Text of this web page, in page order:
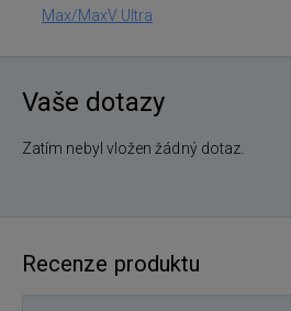
Max/MaxV Ultra
Vaše dotazy
Zatím nebyl vložen žádný dotaz.
Recenze produktu